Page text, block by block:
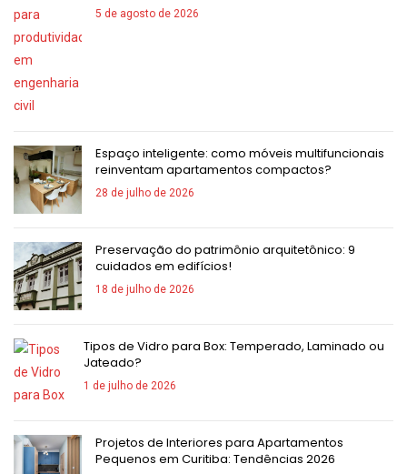
5 de agosto de 2026
Espaço inteligente: como móveis multifuncionais
reinventam apartamentos compactos?
28 de julho de 2026
Preservação do patrimônio arquitetônico: 9
cuidados em edifícios!
18 de julho de 2026
Tipos de Vidro para Box: Temperado, Laminado ou
Jateado?
1 de julho de 2026
Projetos de Interiores para Apartamentos
Pequenos em Curitiba: Tendências 2026